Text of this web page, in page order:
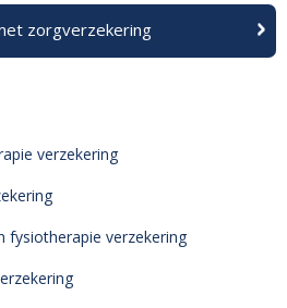
zorgverzekering
verzekering
fysiotherapie verzekering